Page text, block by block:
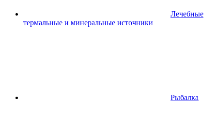
Лечебные
термальные и минеральные источники
Рыбалка